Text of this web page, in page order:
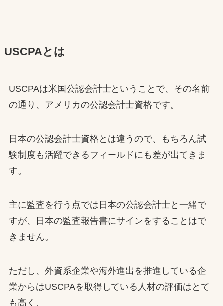
USCPAとは
USCPAは米国公認会計士ということで、その名前
の通り、アメリカの公認会計士資格です。
日本の公認会計士資格とは違うので、もちろん試
験制度も活躍できるフィールドにも差が出てきま
す。
主に監査を行う点では日本の公認会計士と一緒で
すが、日本の監査報告書にサインをすることはで
きません。
ただし、外資系企業や海外進出を推進している企
業からはUSCPAを取得している人材の評価はとて
も高く、